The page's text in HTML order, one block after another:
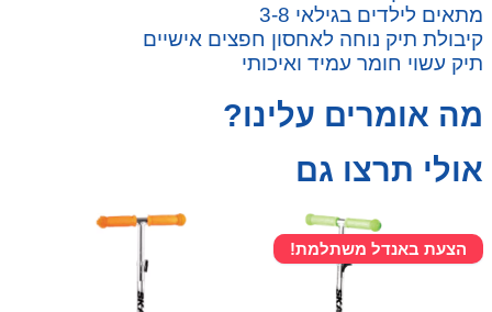
מתאים לילדים בגילאי 3-8
קיבולת תיק נוחה לאחסון חפצים אישיים
תיק עשוי חומר עמיד ואיכותי
מה אומרים עלינו?
אולי תרצו גם
הצעת באנדל משתלמת!